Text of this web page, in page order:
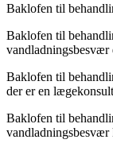
Baklofen til
Baklofen til
vandladningsbesvær
Baklofen til
der er en
Baklofen til